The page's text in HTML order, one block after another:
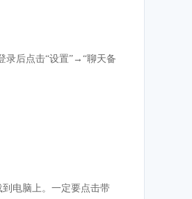
录后点击“设置”→“聊天备
到电脑上。一定要点击带